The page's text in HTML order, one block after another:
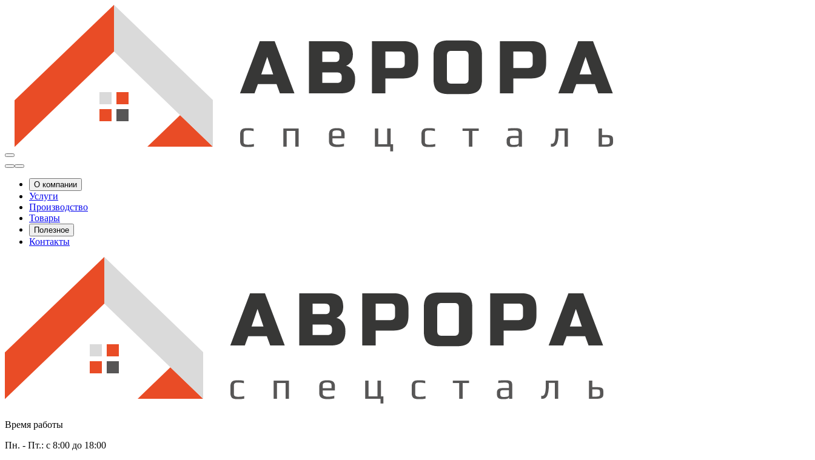
О компании
Услуги
Производство
Товары
Полезное
Контакты
Время работы
Пн. - Пт.: с 8:00 до 18:00